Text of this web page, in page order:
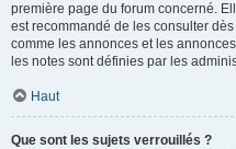
première page du forum concerné.
est recommandé de les consulter
comme les annonces et les
les notes sont définies par les
Haut
Que sont les sujets verrouillés ?